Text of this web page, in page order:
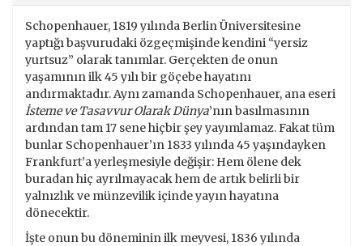
Schopenhauer, 1819 yılında Berlin Üniversitesine
yaptığı başvurudaki özgeçmişinde kendini “yersiz
yurtsuz” olarak tanımlar. Gerçekten de onun
yaşamının ilk 45 yılı bir göçebe hayatını
andırmaktadır. Aynı zamanda Schopenhauer, ana eseri
İsteme ve Tasavvur Olarak Dünya’nın basılmasının
ardından tam 17 sene hiçbir şey yayımlamaz. Fakat tüm
bunlar Schopenhauer’ın 1833 yılında 45 yaşındayken
Frankfurt’a yerleşmesiyle değişir: Hem ölene dek
buradan hiç ayrılmayacak hem de artık belirli bir
yalnızlık ve münzevilik içinde yayın hayatına
dönecektir.
İşte onun bu döneminin ilk meyvesi, 1836 yılında